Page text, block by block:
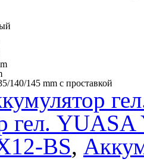
140/145 mm с проставкой
гел.
BS,